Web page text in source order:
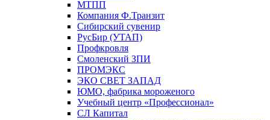
МТПП
Компания Ф.Транзит
Сибирский сувенир
РусБир (УТАП)
Профкровля
Смоленский ЗПИ
ПРОМЭКС
ЭКО СВЕТ ЗАПАД
ЮМО, фабрика мороженого
Учебный центр «Профессионал»
СЛ Капитал